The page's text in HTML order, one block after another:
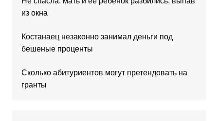
из окна
Костанаец незаконно занимал деньги под
бешеные проценты
Сколько абитуриентов могут претендовать на
гранты